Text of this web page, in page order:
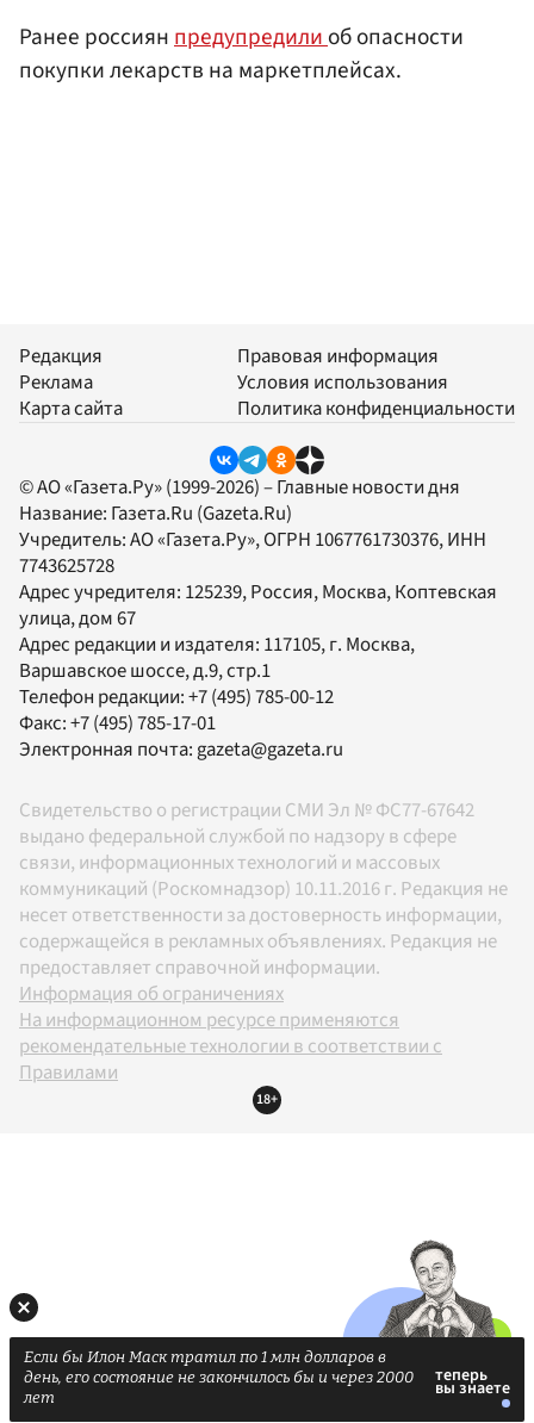
Ранее россиянпредупредилиоб опасности
покупки лекарств на маркетплейсах.
Редакция
Реклама
Карта сайта
Правовая информация
Условия использования
Политика конфиденциальности
© АО «Газета.Ру» (1999-2026) – Главные новости дня
Название: Газета.Ru (Gazeta.Ru)
Учредитель:АО «Газета.Ру», ОГРН 1067761730376, ИНН
7743625728
Адрес учредителя: 125239, Россия, Москва, Коптевская
улица, дом 67
Адрес редакции и издателя: 117105, г. Москва,
Варшавское шоссе, д.9, стр.1
Телефон редакции:+7 (495) 785-00-12
Факс:+7 (495) 785-17-01
Электронная почта: gazeta@gazeta.ru
Свидетельство о регистрации СМИ Эл № ФС77-67642
выдано федеральной службой по надзору в сфере
связи, информационных технологий и массовых
коммуникаций (Роскомнадзор) 10.11.2016 г. Редакция не
несет ответственности за достоверность информации,
содержащейся в рекламных объявлениях. Редакция не
предоставляет справочной информации.
Информация об ограничениях
На информационном ресурсе применяются
рекомендательные технологии в соответствии с
Правилами
18+
Если бы Илон Маск тратил по 1 млн долларов в
день, его состояние не закончилось бы и через 2000
лет